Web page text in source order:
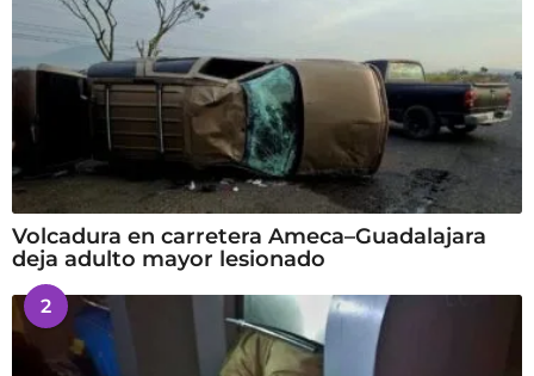
Volcadura en carretera Ameca–Guadalajara
deja adulto mayor lesionado
2